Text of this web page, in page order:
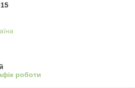
роботи